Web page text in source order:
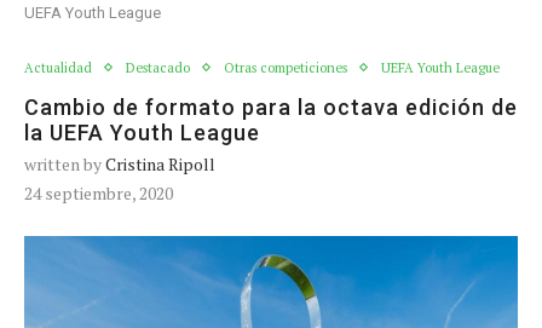
UEFA Youth League
Actualidad Destacado Otras competiciones UEFA Youth League
Cambio de formato para la octava edición de
la UEFA Youth League
written byCristina Ripoll
24 septiembre, 2020